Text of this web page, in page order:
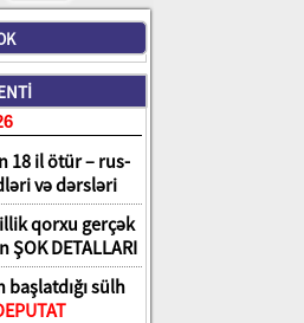
18 il ötür – rus-
və dərsləri
qorxu gerçək
DETALLARI
sülh